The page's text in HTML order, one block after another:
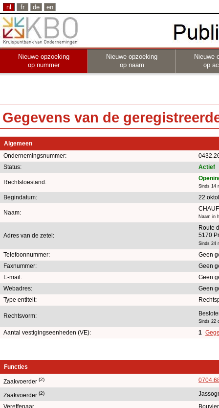
nl fr de en
Nieuwe opzoeking
op nummer
Nieuwe opzoeking
op naam
Nieuwe
op
Gegevens van de
Algemeen
Ondernemingsnummer:
Status:
Actief
Rechtstoestand:
Sinds 14
Begindatum: 22
Naam:
Naam in
Adres van de zetel:
Route
5170
Sinds 24
Telefoonnummer:
Geen
Faxnummer:
Geen
E-mail:
Geen
Webadres:
Geen
Type entiteit:
Rechtsvorm:
Sinds 22
Aantal vestigingseenheden (VE): 1
Functies
Zaakvoerder (2)
Zaakvoerder (2)
Vereffenaar